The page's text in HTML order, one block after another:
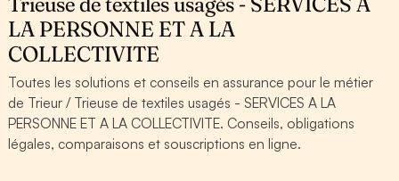
LA PERSONNE ET A LA
COLLECTIVITE
Toutes les solutions et conseils en assurance pour le métier
de Trieur / Trieuse de textiles usagés - SERVICES A LA
PERSONNE ET A LA COLLECTIVITE. Conseils, obligations
légales, comparaisons et souscriptions en ligne.